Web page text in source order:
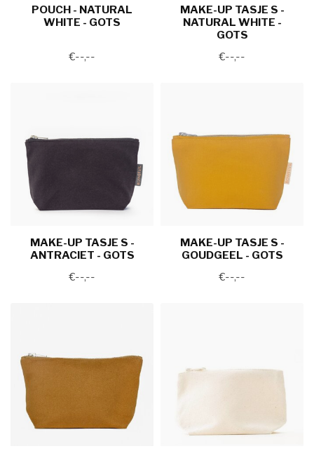
POUCH - NATURAL
WHITE - GOTS
€--,--
MAKE-UP TASJE S -
NATURAL WHITE -
GOTS
€--,--
MAKE-UP TASJE S -
ANTRACIET - GOTS
€--,--
MAKE-UP TASJE S -
GOUDGEEL - GOTS
€--,--